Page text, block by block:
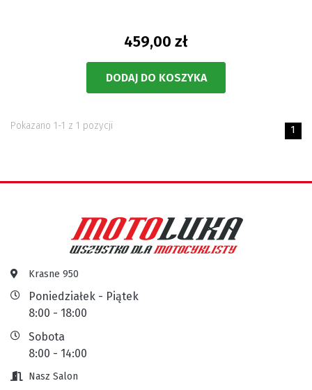
459,00 zł
DODAJ DO KOSZYKA
Pokazano 1-1 z 1 pozycji 1
Krasne 950
Poniedziałek - Piątek
8:00 - 18:00
Sobota
8:00 - 14:00
Nasz Salon